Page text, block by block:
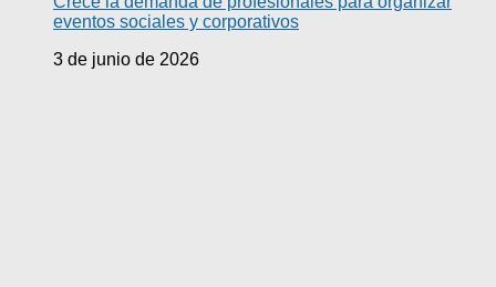
eventos sociales y corporativos
3 de junio de 2026